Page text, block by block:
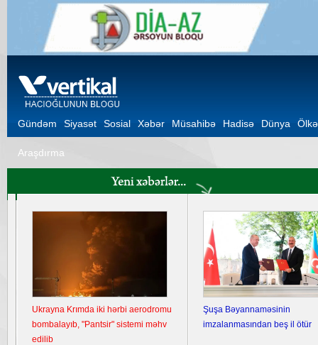
Gündəm Siyasət Sosial Xəbər Müsahibə Hadisə Dünya Ölkə
Araşdırma
Ukrayna Krımda iki hərbi aerodromu
bombalayıb, "Pantsir" sistemi məhv
edilib
Şuşa Bəyannaməsinin
imzalanmasından beş il ötür